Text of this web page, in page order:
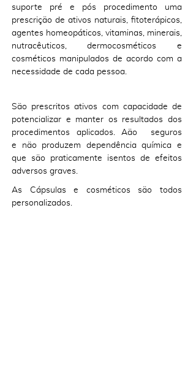
suporte pré e pós procedimento uma
prescrição de ativos naturais, fitoterápicos,
agentes homeopáticos, vitaminas, minerais,
nutracêuticos, dermocosméticos e
cosméticos manipulados de acordo com a
necessidade de cada pessoa.
São prescritos ativos com capacidade de
potencializar e manter os resultados dos
procedimentos aplicados. Aão
seguros
e não produzem dependência química e
que são praticamente isentos de efeitos
adversos graves.
As Cápsulas e cosméticos são todos
personalizados.